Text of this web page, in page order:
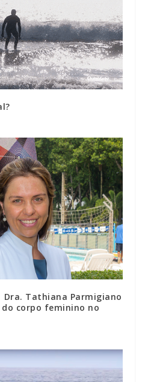
Tathiana Parmigiano
corpo feminino no